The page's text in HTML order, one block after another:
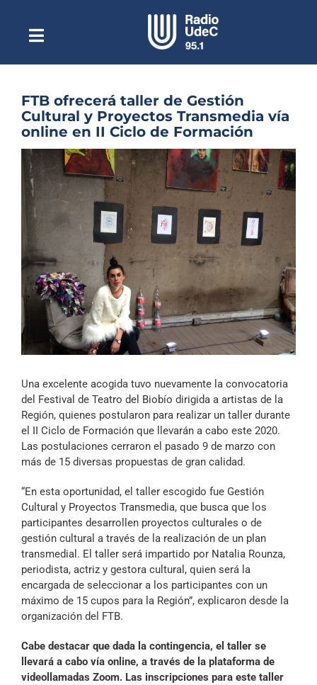
contenidoToggle
NavigationEscuchar Radio UdeC en vivo
Quiénes Somos
Programación
Podcast
Noticias
Reportajes
Columnas
Música Clásica
Especiales
Archivo Sonoro
FTB ofrecerá taller de Gestión
Cultural y Proyectos Transmedia vía
online en II Ciclo de Formación
Ver
imagen
más
Una excelente acogida tuvo nuevamente la convocatoria
del Festival de Teatro del Biobío dirigida a artistas de la
Región, quienes postularon para realizar un taller durante
el II Ciclo de Formación que llevarán a cabo este 2020.
Las postulaciones cerraron el pasado 9 de marzo con
más de 15 diversas propuestas de gran calidad.
“En esta oportunidad, el taller escogido fue Gestión
Cultural y Proyectos Transmedia, que busca que los
participantes desarrollen proyectos culturales o de
gestión cultural a través de la realización de un plan
transmedial. El taller será impartido por Natalia Rounza,
periodista, actriz y gestora cultural, quien será la
encargada de seleccionar a los participantes con un
máximo de 15 cupos para la Región”, explicaron desde la
organización del FTB.
Cabe destacar que dada la contingencia, el taller se
llevará a cabo vía online, a través de la plataforma de
videollamadas Zoom. Las inscripciones para este taller